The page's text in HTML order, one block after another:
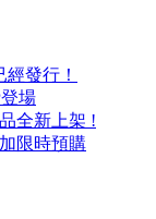
發行！
場
全新上架 !
限時預購